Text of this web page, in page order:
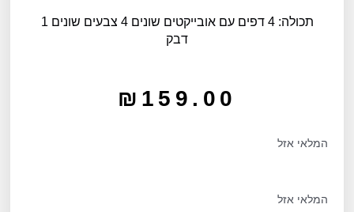
תכולה: 4 דפים עם אובייקטים שונים 4 צבעים שונים 1
דבק
₪ 159.00
המלאי אזל
המלאי אזל